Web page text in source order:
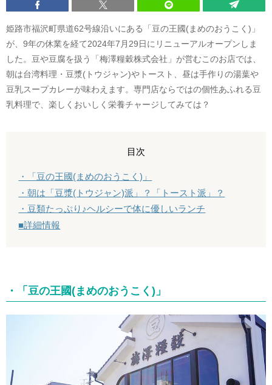
姫路市福沢町県道62号線沿いにある「豆の王國(まめのおうこく)」
が、9年の休業を経て2024年7月29日にリニューアルオープンしま
した。豆や豆腐を扱う「梅澤糧穀株式会社」が営むこのお店では、
朝は台湾料理・豆漿(トウジャン)やトースト、昼は手作りの湯葉や
豆乳スープカレーが味わえます。専門店ならではの個性あふれる豆
乳料理で、楽しくおいしく栄養チャージしてみては？
目次
・「豆の王國(まめのおうこく)」
・朝は「豆漿(トウジャン)派」？「トースト派」？
・豆類たっぷり♪ヘルシーで体に優しいランチ
■詳細情報
・「豆の王國(まめのおうこく)」